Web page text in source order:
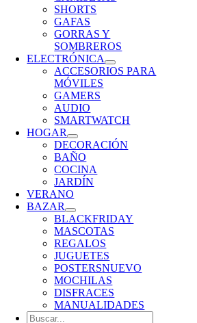
SHORTS
GAFAS
GORRAS Y
SOMBREROS
ELECTRÓNICA
ACCESORIOS PARA
MÓVILES
GAMERS
AUDIO
SMARTWATCH
HOGAR
DECORACIÓN
BAÑO
COCINA
JARDÍN
VERANO
BAZAR
BLACKFRIDAY
MASCOTAS
REGALOS
JUGUETES
POSTERSNUEVO
MOCHILAS
DISFRACES
MANUALIDADES
Buscar: